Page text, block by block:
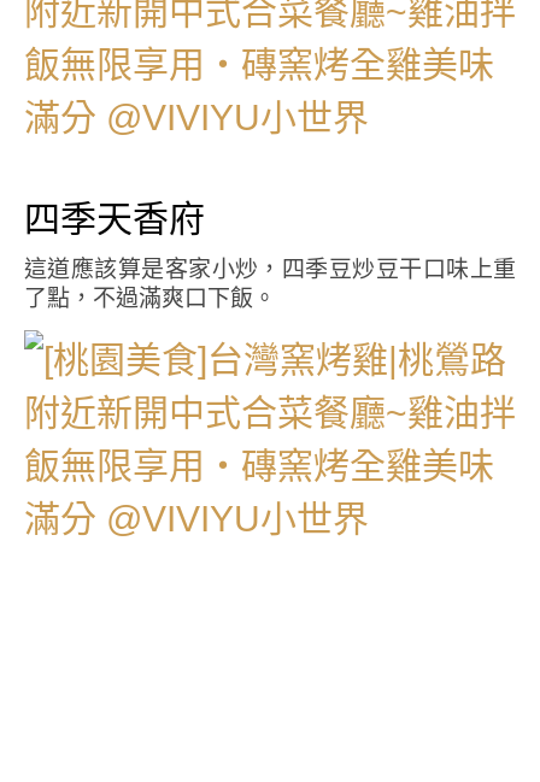
四季天香府
這道應該算是客家小炒，四季豆炒豆干口味上重
了點，不過滿爽口下飯。